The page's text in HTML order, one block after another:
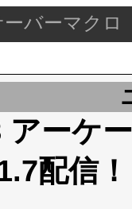
ーバーマクロ
アーケ
配信！